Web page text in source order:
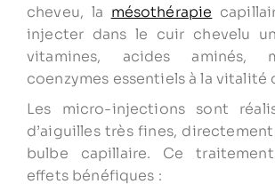
cheveu, la mésothérapie
injecter dans le cuir chevelu
vitamines, acides aminés,
coenzymes essentiels à la vitalité
Les micro-injections sont
d’aiguilles très fines,
bulbe capillaire. Ce
effets bénéfiques :